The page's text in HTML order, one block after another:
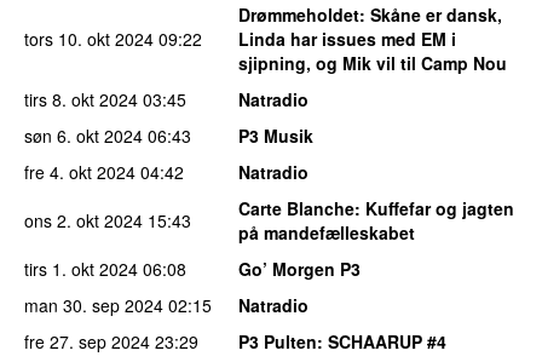
tors 10. okt 2024 09:22
Drømmeholdet: Skåne er dansk,
Linda har issues med EM i
sjipning, og Mik vil til Camp Nou
tirs 8. okt 2024 03:45
Natradio
søn 6. okt 2024 06:43
P3 Musik
fre 4. okt 2024 04:42
Natradio
ons 2. okt 2024 15:43 Carte Blanche: Kuffefar og jagten
på mandefælleskabet
tirs 1. okt 2024 06:08
Go’ Morgen P3
man 30. sep 2024 02:15
Natradio
fre 27. sep 2024 23:29 P3 Pulten: SCHAARUP #4